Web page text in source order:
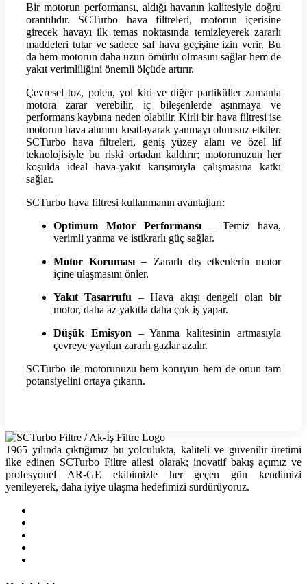
Bir motorun performansı, aldığı havanın kalitesiyle doğru
orantılıdır. SCTurbo hava filtreleri, motorun içerisine
girecek havayı ilk temas noktasında temizleyerek zararlı
maddeleri tutar ve sadece saf hava geçişine izin verir. Bu
da hem motorun daha uzun ömürlü olmasını sağlar hem de
yakıt verimliliğini önemli ölçüde artırır.
Çevresel toz, polen, yol kiri ve diğer partiküller zamanla
motora zarar verebilir, iç bileşenlerde aşınmaya ve
performans kaybına neden olabilir. Kirli bir hava filtresi ise
motorun hava alımını kısıtlayarak yanmayı olumsuz etkiler.
SCTurbo hava filtreleri, geniş yüzey alanı ve özel lif
teknolojisiyle bu riski ortadan kaldırır; motorunuzun her
koşulda ideal hava-yakıt karışımıyla çalışmasına katkı
sağlar.
SCTurbo hava filtresi kullanmanın avantajları:
Optimum Motor Performansı– Temiz hava,
verimli yanma ve istikrarlı güç sağlar.
Motor Koruması – Zararlı dış etkenlerin motor
içine ulaşmasını önler.
Yakıt Tasarrufu – Hava akışı dengeli olan bir
motor, daha az yakıtla daha çok iş yapar.
Düşük Emisyon – Yanma kalitesinin artmasıyla
çevreye yayılan zararlı gazlar azalır.
SCTurbo ile motorunuzu hem koruyun hem de onun tam
potansiyelini ortaya çıkarın.
1965 yılında çıktığımız bu yolculukta, kaliteli ve güvenilir üretimi
ilke edinen SCTurbo Filtre ailesi olarak; inovatif bakış açımız ve
profesyonel AR-GE ekibimizle her geçen gün kendimizi
yenileyerek, daha iyiye ulaşma hedefimizi sürdürüyoruz.